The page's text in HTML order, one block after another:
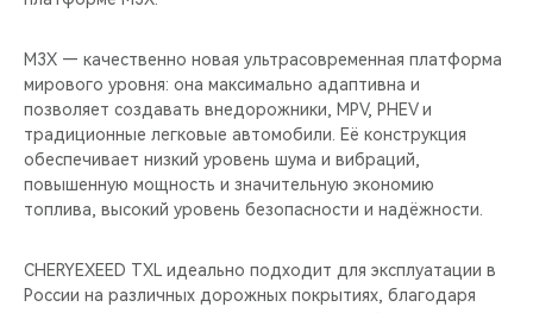
M3X — качественно новая ультрасовременная платформа
мирового уровня: она максимально адаптивна и
позволяет создавать внедорожники, MPV, PHEV и
традиционные легковые автомобили. Её конструкция
обеспечивает низкий уровень шума и вибраций,
повышенную мощность и значительную экономию
топлива, высокий уровень безопасности и надёжности.
CHERYEXEED TXL идеально подходит для эксплуатации в
России на различных дорожных покрытиях, благодаря